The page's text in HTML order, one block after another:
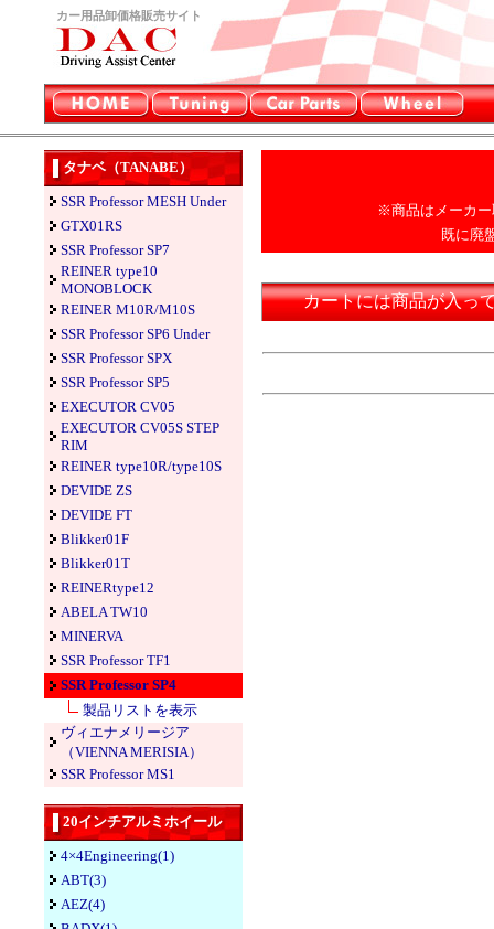
カー用品卸価格販売サイト
タナベ（TANABE）
SSR Professor MESH Under
GTX01RS
SSR Professor SP7
REINER type10
MONOBLOCK
REINER M10R/M10S
SSR Professor SP6 Under
SSR Professor SPX
SSR Professor SP5
EXECUTOR CV05
EXECUTOR CV05S STEP
RIM
REINER type10R/type10S
DEVIDE ZS
DEVIDE FT
Blikker01F
Blikker01T
REINERtype12
ABELA TW10
MINERVA
SSR Professor TF1
SSR Professor SP4
製品リストを表示
ヴィエナメリージア
（VIENNA MERISIA）
SSR Professor MS1
20インチアルミホイール
4×4Engineering(1)
ABT(3)
AEZ(4)
※商品はメーカー
既に廃
カートには商品が入っ